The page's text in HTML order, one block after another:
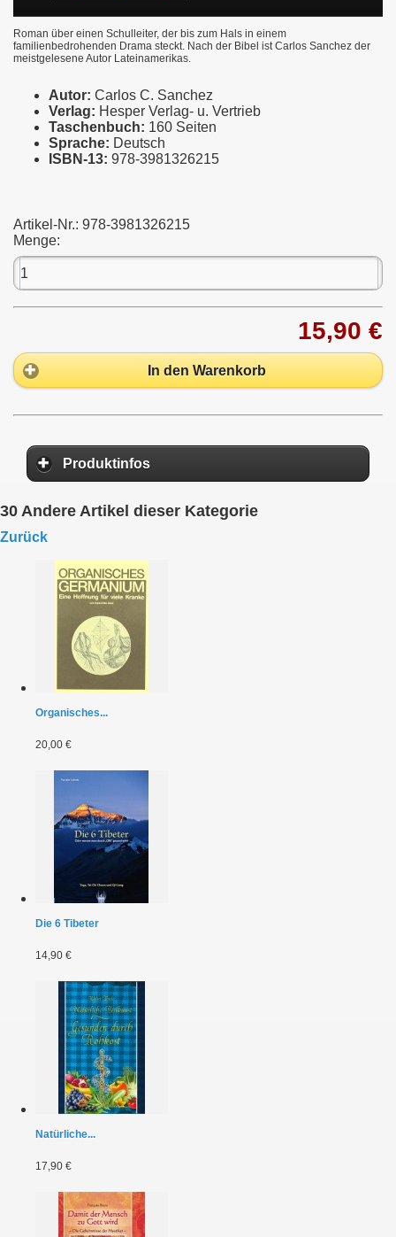
Roman über einen Schulleiter, der bis zum Hals in einem
familienbedrohenden Drama steckt. Nach der Bibel ist Carlos Sanchez der
meistgelesene Autor Lateinamerikas.
Autor: Carlos C. Sanchez
Verlag: Hesper Verlag- u. Vertrieb
Taschenbuch: 160 Seiten
Sprache: Deutsch
ISBN-13: 978-3981326215
Artikel-Nr.: 978-3981326215
Menge:
15,90 €
In den Warenkorb
Produktinfos
30 Andere Artikel dieser Kategorie
Zurück
Organisches...
20,00 €
Die 6 Tibeter
14,90 €
Natürliche...
17,90 €